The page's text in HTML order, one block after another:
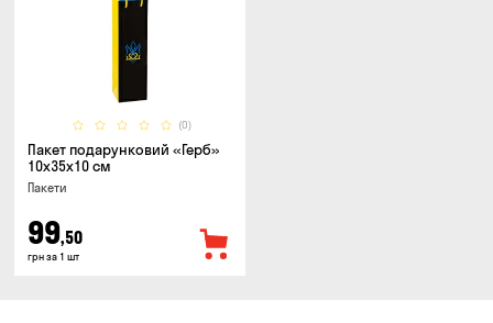
(0)
Пакет подарунковий «Герб»
10x35x10 см
Пакети
99,50
грн за 1 шт